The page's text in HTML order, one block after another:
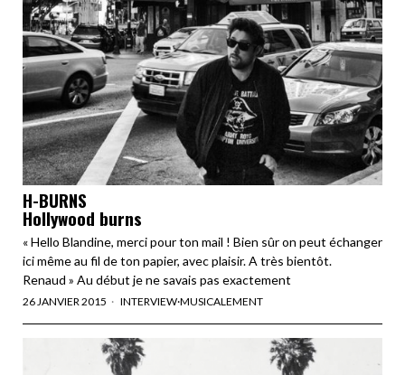
H-BURNS
Hollywood burns
« Hello Blandine, merci pour ton mail ! Bien sûr on peut échanger
ici même au fil de ton papier, avec plaisir. A très bientôt.
Renaud » Au début je ne savais pas exactement
26 JANVIER 2015 INTERVIEW·MUSICALEMENT